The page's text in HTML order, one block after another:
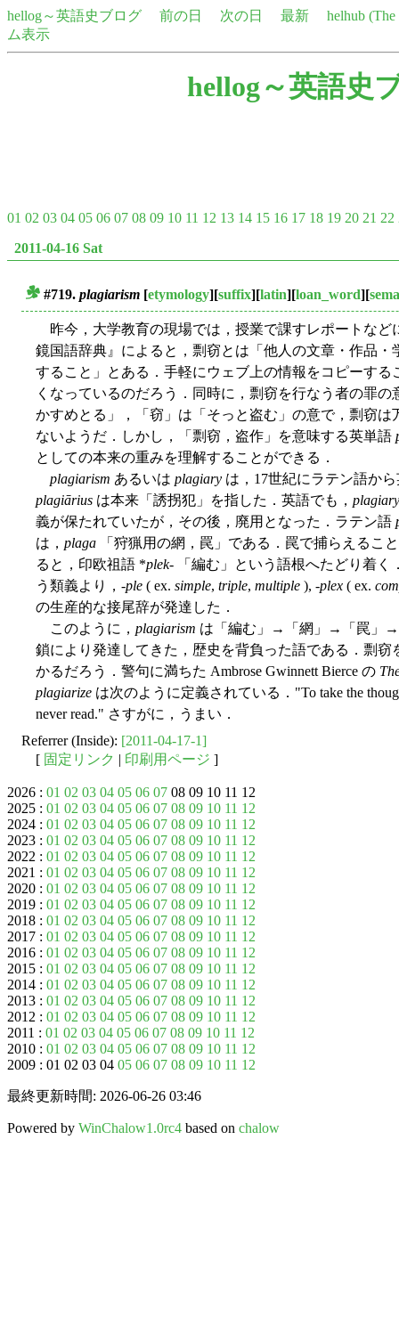
hellog～英語史ブログ 前の日 次の日 最新
helhub
ム表示
hellog～英語史
01 02 03 04 05 06 07 08 09 10 11 12 13 14 15 16 17 18 19 20 21 22
2011-04-16 Sat
#719. plagiarism [etymology][suffix][latin][loan_word][
昨今，大学教育の現場では，授業で課すレポートなど
鏡国語辞典』によると，剽窃とは「他人の文章・作品
すること」とある．手軽にウェブ上の情報をコピーす
くなっているのだろう．同時に，剽窃を行なう者の罪
かすめとる」，「窃」は「そっと盗む」の意で，剽窃
ないようだ．しかし，「剽窃，盗作」を意味する英単語
としての本来の重みを理解することができる．
plagiarism あるいは plagiary は，17世紀にラテン語か
plagiārius は本来「誘拐犯」を指した．英語でも， plagiary
義が保たれていたが，その後，廃用となった．ラテン語
は， plaga 「狩猟用の網，罠」である．罠で捕らえるこ
ると，印欧祖語 *plek- 「編む」という語根へたどり着
う類義より，-ple ( ex. simple, triple, multiple ), -plex ( ex.
の生産的な接尾辞が発達した．
このように， plagiarism は「編む」→「網」→「罠」→
鎖により発達してきた，歴史を背負った語である．剽
かるだろう．警句に満ちた Ambrose Gwinnett Bierce の
plagiarize は次のように定義されている．"To take the
never read." さすがに，うまい．
Referrer (Inside): [2011-04-17-1]
[ 固定リンク | 印刷用ページ ]
2026 : 01 02 03 04 05 06 07 08 09 10 11 12
2025 : 01 02 03 04 05 06 07 08 09 10 11 12
2024 : 01 02 03 04 05 06 07 08 09 10 11 12
2023 : 01 02 03 04 05 06 07 08 09 10 11 12
2022 : 01 02 03 04 05 06 07 08 09 10 11 12
2021 : 01 02 03 04 05 06 07 08 09 10 11 12
2020 : 01 02 03 04 05 06 07 08 09 10 11 12
2019 : 01 02 03 04 05 06 07 08 09 10 11 12
2018 : 01 02 03 04 05 06 07 08 09 10 11 12
2017 : 01 02 03 04 05 06 07 08 09 10 11 12
2016 : 01 02 03 04 05 06 07 08 09 10 11 12
2015 : 01 02 03 04 05 06 07 08 09 10 11 12
2014 : 01 02 03 04 05 06 07 08 09 10 11 12
2013 : 01 02 03 04 05 06 07 08 09 10 11 12
2012 : 01 02 03 04 05 06 07 08 09 10 11 12
2011 : 01 02 03 04 05 06 07 08 09 10 11 12
2010 : 01 02 03 04 05 06 07 08 09 10 11 12
2009 : 01 02 03 04 05 06 07 08 09 10 11 12
最終更新時間: 2026-06-26 03:46
Powered by WinChalow1.0rc4 based on chalow